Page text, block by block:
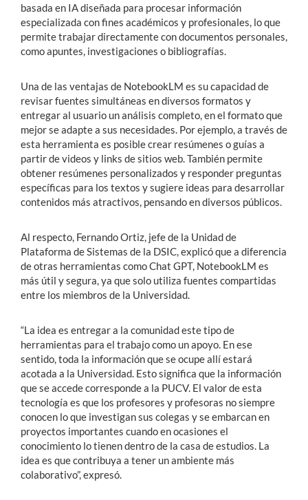
basada en IA diseñada para procesar información
especializada con fines académicos y profesionales, lo que
permite trabajar directamente con documentos personales,
como apuntes, investigaciones o bibliografías.
Una de las ventajas de NotebookLM es su capacidad de
revisar fuentes simultáneas en diversos formatos y
entregar al usuario un análisis completo, en el formato que
mejor se adapte a sus necesidades. Por ejemplo, a través de
esta herramienta es posible crear resúmenes o guías a
partir de videos y links de sitios web. También permite
obtener resúmenes personalizados y responder preguntas
específicas para los textos y sugiere ideas para desarrollar
contenidos más atractivos, pensando en diversos públicos.
Al respecto, Fernando Ortiz, jefe de la Unidad de
Plataforma de Sistemas de la DSIC, explicó que a diferencia
de otras herramientas como Chat GPT, NotebookLM es
más útil y segura, ya que solo utiliza fuentes compartidas
entre los miembros de la Universidad.
“La idea es entregar a la comunidad este tipo de
herramientas para el trabajo como un apoyo. En ese
sentido, toda la información que se ocupe allí estará
acotada a la Universidad. Esto significa que la información
que se accede corresponde a la PUCV. El valor de esta
tecnología es que los profesores y profesoras no siempre
conocen lo que investigan sus colegas y se embarcan en
proyectos importantes cuando en ocasiones el
conocimiento lo tienen dentro de la casa de estudios. La
idea es que contribuya a tener un ambiente más
colaborativo”, expresó.